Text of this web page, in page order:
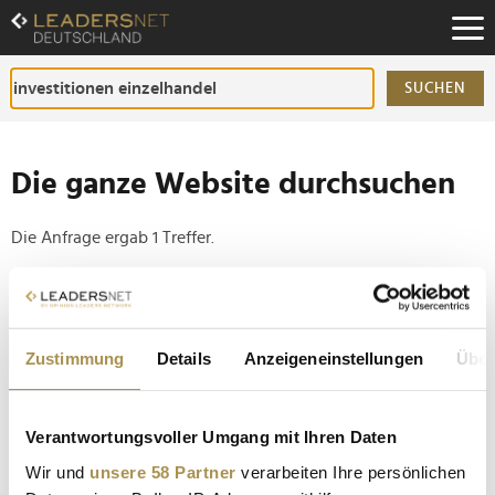
Zustimmung Details Anzeigeneinstellungen
Verantwortungsvoller Umgang mit Ihren Daten
Wir und unsere 58 Partner verarbeiten Ihre persönlichen
Zum
Inhalt
Zur
Fußzeilen-
Navigation
SUCHEN
Die ganze Website durchsuchen
Die Anfrage ergab 1 Treffer.
Tipp
Setzen Sie die gesuchten Wörter zwischen
Anführungszeichen: zb "Vorname Nachname".
Galeria Karstadt Kaufhof schließt 16 von 92
Warenhäusern